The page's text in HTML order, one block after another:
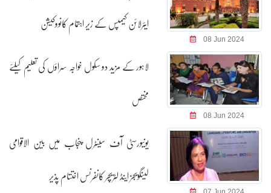
08 Jun 2024
ایئرلائن کیمپس کے زیر اہتمام کانووکیشن
08 Jun 2024
لاہور کے مزید دو سکول خواجہ سراؤں کی تعلیم کیلئے
مختص
یونیورسٹی آف سینٹرل پنجاب میں بین الاقوامی
لینگویجز اینڈ لٹریچر کانفرنس اختتام پذیر